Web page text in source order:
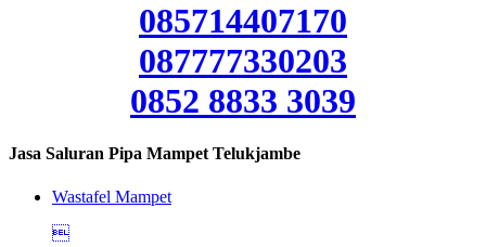
085714407170
087777330203
0852 8833 3039
Jasa Saluran Pipa Mampet Telukjambe
Wastafel Mampet
